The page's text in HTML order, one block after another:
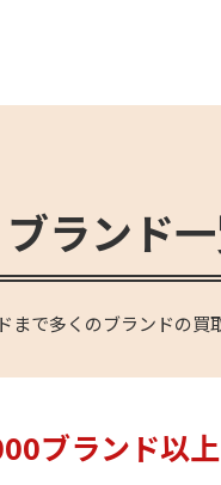
ランド
で多くのブランドの買
ブランド以上